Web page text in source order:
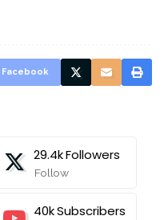
Facebook
29.4kFollowers
Follow
40kSubscribers